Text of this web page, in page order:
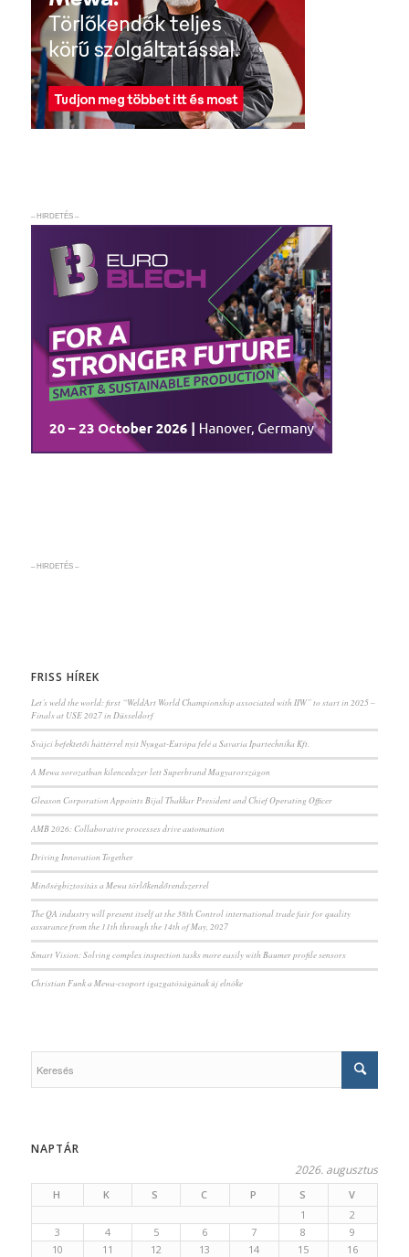
– HIRDETÉS –
– HIRDETÉS –
FRISS HÍREK
Let’s weld the world: first “WeldArt World Championship associated with IIW” to start in 2025 –
Finals at USE 2027 in Düsseldorf
Svájci befektetői háttérrel nyit Nyugat-Európa felé a Savaria Ipartechnika Kft.
A Mewa sorozatban kilencedszer lett Superbrand Magyarországon
Gleason Corporation Appoints Bijal Thakkar President and Chief Operating Officer
AMB 2026: Collaborative processes drive automation
Driving Innovation Together
Minőségbiztosítás a Mewa törlőkendőrendszerrel
The QA industry will present itself at the 38th Control international trade fair for quality
assurance from the 11th through the 14th of May, 2027
Smart Vision: Solving complex inspection tasks more easily with Baumer profile sensors
Christian Funk a Mewa-csoport igazgatóságának új elnöke
NAPTÁR
2026. augusztus
H K S C P S
V
1
2
3
4 5 6 7 8
9
10
11 12 13 14 15
16